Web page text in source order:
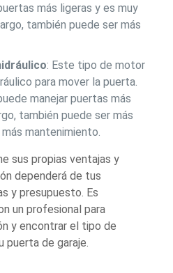
más ligeras y es muy
también puede ser más
: Este tipo de motor
para mover la puerta.
manejar puertas más
también puede ser más
mantenimiento.
sus propias ventajas y
dependerá de tus
y presupuesto. Es
un profesional para
y encontrar el tipo de
puerta de garaje.